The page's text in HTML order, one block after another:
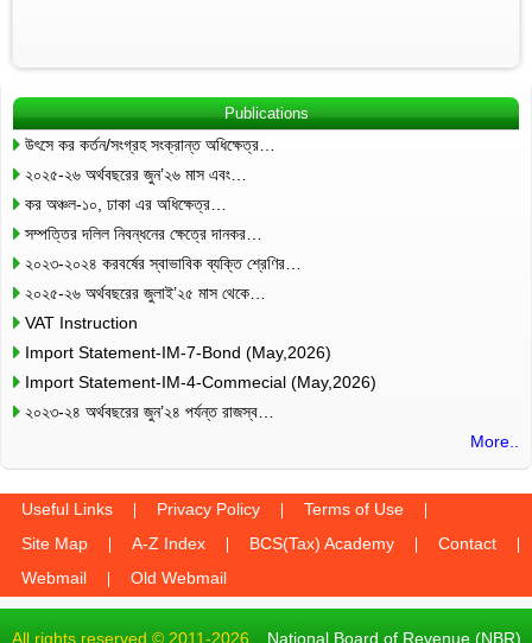
Publications
উৎসে কর কর্তন/সংগ্রহ সংক্রান্ত অধিক্ষেত্র…
২০২৫-২৬ অর্থবছরের জুন’২৬ মাস এবং…
কর অঞ্চল-১০, ঢাকা এর অধিক্ষেত্র…
সম্পত্তির দলিল নিবন্ধনের ক্ষেত্রে দানকর…
২০২৩-২০২৪ করবর্ষের স্বাভাবিক ব্যক্তি শ্রেণির…
২০২৫-২৬ অর্থবছরের জুলাই’২৫ মাস থেকে…
VAT Instruction
Import Statement-IM-7-Bond (May,2026)
Import Statement-IM-4-Commecial (May,2026)
২০২৩-২৪ অর্থবছরের জুন’২৪ পর্যন্ত রাজস্ব…
More..
Useful Links Privacy Policy
Terms of Use
Site Map
A-Z Index BCS(Tax) Academy
Contact
Webmail
Old Webmail
All rights reserved © 2011-2026 National Board of Revenue (NBR)